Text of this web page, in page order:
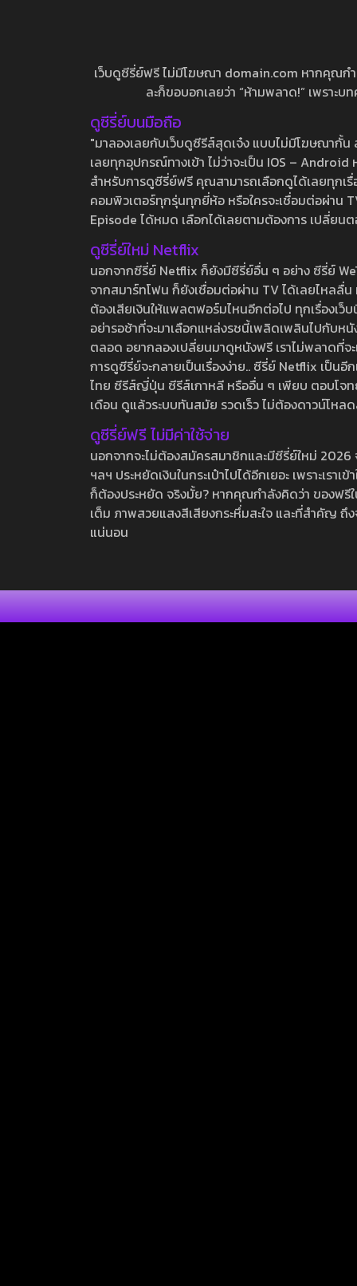
เว็บดูซีรี่ย์ฟรี ไม่มีโฆษณา domain.com หากคุณก
ละก็ขอบอกเลยว่า “ห้ามพลาด!” เพราะ
ดูซีรี่ย์บนมือถือ
"มาลองเลยกับเว็บดูซีรีส์สุดเจ๋ง แบบไม่มีโฆษณากั้
เลยทุกอุปกรณ์ทางเข้า ไม่ว่าจะเป็น IOS –
สำหรับการดูซีรี่ย์ฟรี คุณสามารถเลือกดูได้เลยทุกเ
คอมพิวเตอร์ทุกรุ่นทุกยี่ห้อ หรือใครจะเชื่อมต่อผ่าน
Episode ได้หมด เลือกได้เลยตามต้องการ เปลี่ยน
ดูซีรี่ย์ใหม่ Netflix
นอกจากซีรี่ย์ Netflix ก็ยังมีซีรี่ย์อื่น ๆ อย่าง ซีรี่ย์
จากสมาร์ทโฟน ก็ยังเชื่อมต่อผ่าน TV ได้เลยไหลลื่
ต้องเสียเงินให้แพลตฟอร์มไหนอีกต่อไป ทุกเรื่องเว็
อย่ารอช้าที่จะมาเลือกแหล่งรชนี้เพลิดเพลินไปกับห
ตลอด อยากลองเปลี่ยนมาดูหนังฟรี เราไม่พลาดที่
การดูซีรี่ย์จะกลายเป็นเรื่องง่าย.. ซีรี่ย์ Netflix เป็น
ไทย ซีรีส์ญี่ปุ่น ซีรีส์เกาหลี หรืออื่น ๆ เพียบ ตอบโจท
เดือน ดูแล้วระบบทันสมัย รวดเร็ว ไม่ต้องดาวน์โห
ดูซีรี่ย์ฟรี ไม่มีค่าใช้จ่าย
นอกจากจะไม่ต้องสมัครสมาชิกและมีซีรี่ย์ใหม่
ฯลฯ ประหยัดเงินในกระเป๋าไปได้อีกเยอะ เพราะเร
ก็ต้องประหยัด จริงมั้ย? หากคุณกำลังคิดว่า ของฟ
เต็ม ภาพสวยแสงสีเสียงกระหึ่มสะใจ และที่สำคัญ
แน่นอน